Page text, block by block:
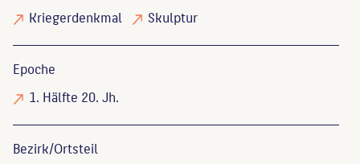
Kriegerdenkmal
Skulptur
Epoche
1. Hälfte 20. Jh.
Bezirk/Ortsteil